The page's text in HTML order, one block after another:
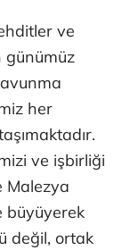
ve
günümüz
her
ve işbirliği
Malezya
büyüyerek
değil, ortak